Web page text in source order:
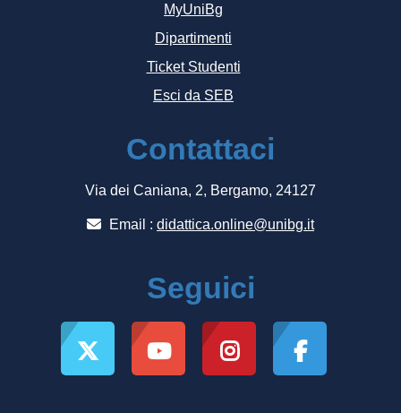
MyUniBg
Dipartimenti
Ticket Studenti
Esci da SEB
Contattaci
Via dei Caniana, 2, Bergamo, 24127
Email : didattica.online@unibg.it
Seguici